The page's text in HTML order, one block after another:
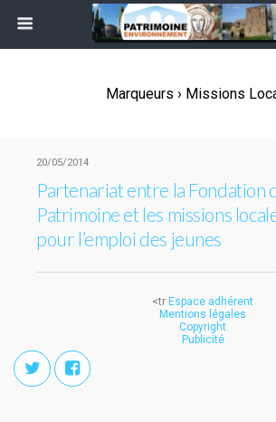
Marqueurs › Missions
20/05/2014
Partenariat entre la Fondation
Patrimoine et les missions
pour l’emploi des jeunes
<tr Espace adhérent
Mentions légales
Copyright
Publicité